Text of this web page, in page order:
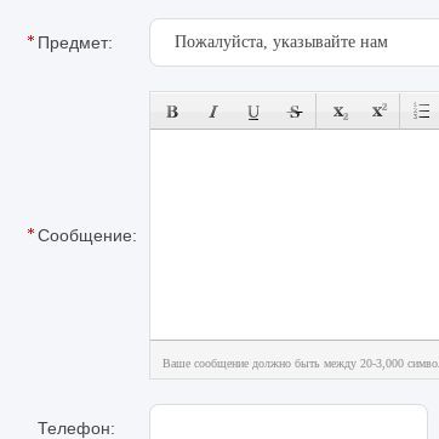
Предмет:
Сообщение:
Ваше сообщение должно быть между 20-3,000
Телефон: